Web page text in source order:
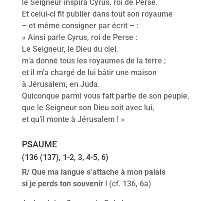
le Seigneur inspira Cyrus, roi de Perse.
Et celui-ci fit publier dans tout son royaume
– et même consigner par écrit – :
« Ainsi parle Cyrus, roi de Perse :
Le Seigneur, le Dieu du ciel,
m’a donné tous les royaumes de la terre ;
et il m’a chargé de lui bâtir une maison
à Jérusalem, en Juda.
Quiconque parmi vous fait partie de son peuple,
que le Seigneur son Dieu soit avec lui,
et qu’il monte à Jérusalem ! »
PSAUME
(136 (137), 1-2, 3, 4-5, 6)
R/ Que ma langue s’attache à mon palais
si je perds ton souvenir ! (cf. 136, 6a)